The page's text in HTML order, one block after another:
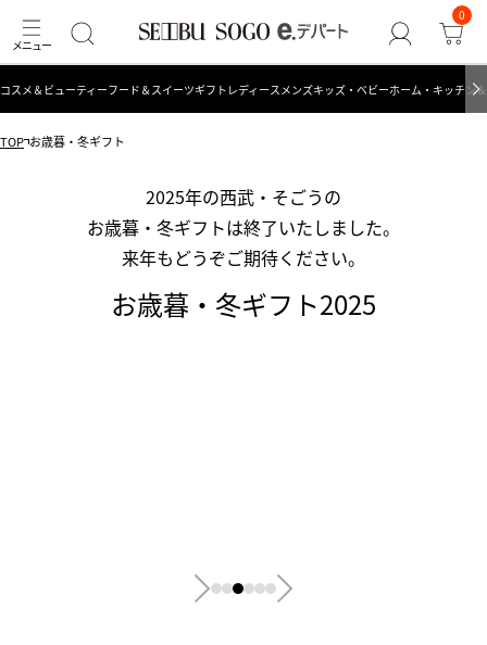
0
コスメ＆ビューティーフード＆スイーツギフト レディース メンズキッズ・ベビーホーム・キッチン
TOP お歳暮・冬ギフト
2025年の西武・そごうの
お歳暮・冬ギフトは終了いたしました。
来年もどうぞご期待ください。
お歳暮・冬ギフト2025